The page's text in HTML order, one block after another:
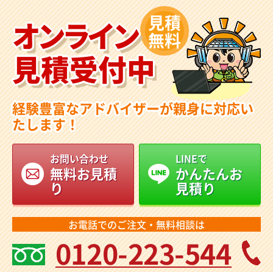
オンライン
見積受付中
見積
無料
経験豊富なアドバイザーが親身に対応い
たします！
お問い合わせ
無料お見積
り
LINEで
かんたんお
見積り
お電話でのご注文・無料相談は
0120-223-544